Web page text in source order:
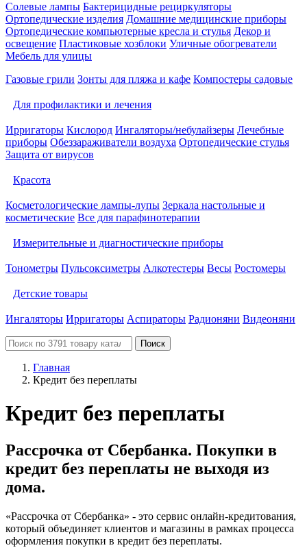
Солевые лампы Бактерицидные рециркуляторы
Ортопедические изделия Домашние медицинские приборы
Ортопедические компьютерные кресла и стулья Декор и
освещение Пластиковые хозблоки Уличные обогреватели
Мебель для улицы
Газовые грили Зонты для пляжа и кафе Компостеры садовые
Для профилактики и лечения
Ирригаторы Кислород Ингаляторы/небулайзеры Лечебные
приборы Обеззараживатели воздуха Ортопедические стулья
Защита от вирусов
Красота
Косметологические лампы-лупы Зеркала настольные и
косметические Все для парафинотерапии
Измерительные и диагностические приборы
Тонометры Пульсоксиметры Алкотестеры Весы Ростомеры
Детские товары
Ингаляторы Ирригаторы Аспираторы Радионяни Видеоняни
Поиск
Главная
Кредит без переплаты
Кредит без переплаты
Рассрочка от Сбербанка. Покупки в
кредит без переплаты не выходя из
дома.
«Рассрочка от Сбербанка» - это сервис онлайн-кредитования,
который объединяет клиентов и магазины в рамках процесса
оформления покупки в кредит без переплаты.